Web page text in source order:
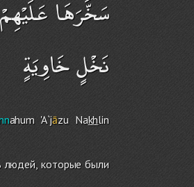
سَخَّرَهَا
نَخْلٍ خَاوِيَةٍ
ahum 'A`jāzu Nakhlin
людей, которые были